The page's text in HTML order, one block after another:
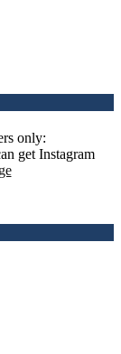
only:
get Instagram